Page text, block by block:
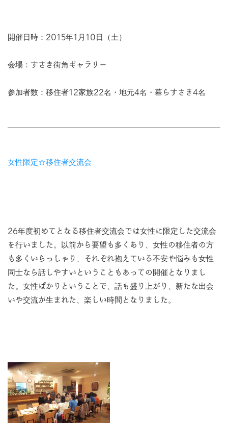
開催日時：2015年1月10日（土）
会場：すさき街角ギャラリー
参加者数：移住者12家族22名・地元4名・暮らすさき4名
女性限定☆移住者交流会
26年度初めてとなる移住者交流会では女性に限定した交流会
を行いました。以前から要望も多くあり、女性の移住者の方
も多くいらっしゃり、それぞれ抱えている不安や悩みも女性
同士なら話しやすいということもあっての開催となりまし
た。女性ばかりということで、話も盛り上がり、新たな出会
いや交流が生まれた、楽しい時間となりました。